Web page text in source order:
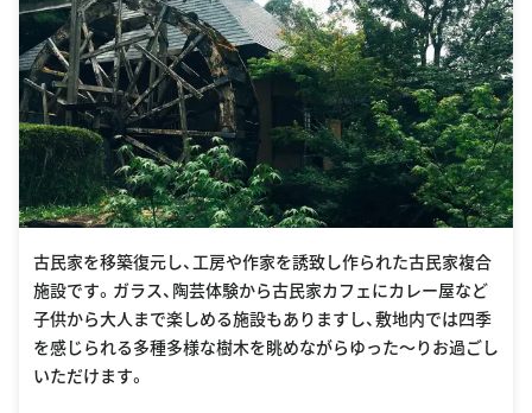
古民家を移築復元し、工房や作家を誘致し作られた古民家複合
施設です。ガラス、陶芸体験から古民家カフェにカレー屋など
子供から大人まで楽しめる施設もありますし、敷地内では四季
を感じられる多種多様な樹木を眺めながらゆった〜りお過ごし
いただけます。